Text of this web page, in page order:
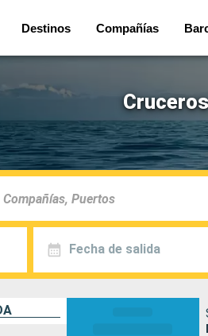
Destinos Compañías
Fecha de salida